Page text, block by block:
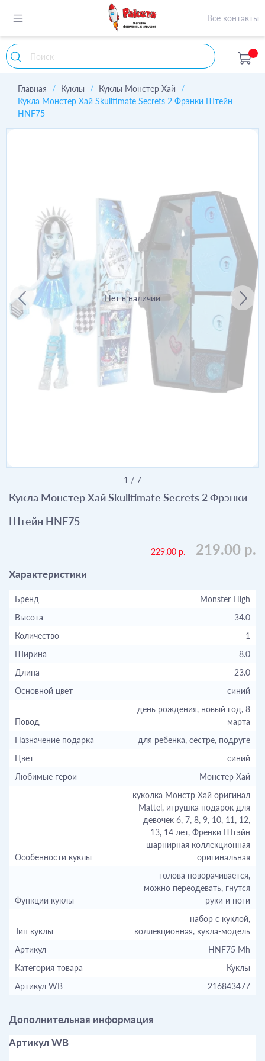
Все контакты
Главная Куклы
Куклы Монстер Хай
Кукла Монстер Хай Skulltimate Secrets 2 Фрэнки Штейн
HNF75
1 / 7
Нет в наличии
Кукла Монстер Хай Skulltimate Secrets 2 Фрэнки
Штейн HNF75
229.00 р. 219.00 р.
Характеристики
Бренд
Monster High
Высота
34.0
Количество
1
Ширина
8.0
Длина
23.0
Основной цвет
синий
Повод
день рождения, новый год, 8
марта
Назначение подарка
для ребенка, сестре, подруге
Цвет
синий
Любимые герои
Монстер Хай
Особенности куклы
куколка Монстр Хай оригинал
Mattel, игрушка подарок для
девочек 6, 7, 8, 9, 10, 11, 12,
13, 14 лет, Френки Штэйн
шарнирная коллекционная
оригинальная
Функции куклы
голова поворачивается,
можно переодевать, гнутся
руки и ноги
Тип куклы
набор с куклой,
коллекционная, кукла-модель
Артикул
HNF75 Mh
Категория товара
Куклы
Артикул WB
216843477
Дополнительная информация
Артикул WB